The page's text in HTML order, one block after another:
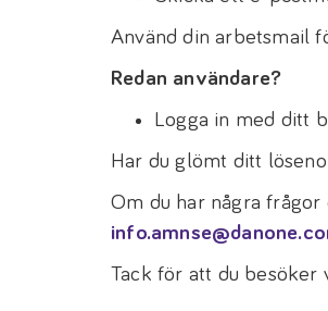
Använd din arbetsmail
Redan användare?
Logga in med ditt
Har du glömt ditt
Om du har några
Tack för att du besöker